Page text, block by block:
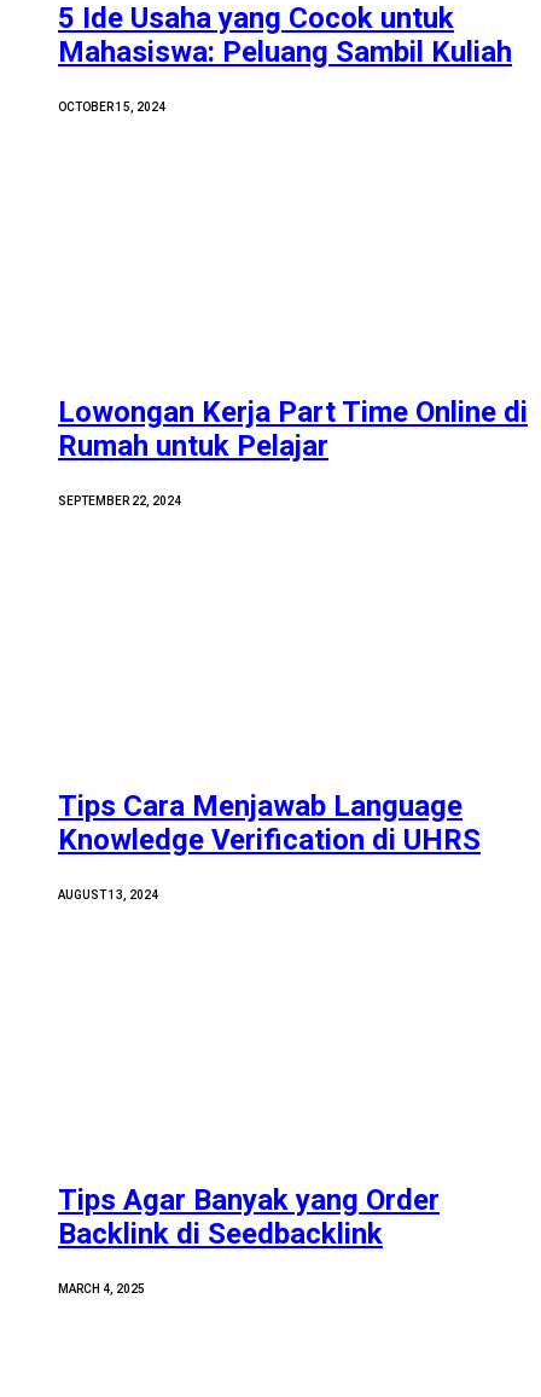
5 Ide Usaha yang Cocok untuk
Mahasiswa: Peluang Sambil Kuliah
OCTOBER 15, 2024
Lowongan Kerja Part Time Online di
Rumah untuk Pelajar
SEPTEMBER 22, 2024
Tips Cara Menjawab Language
Knowledge Verification di UHRS
AUGUST 13, 2024
Tips Agar Banyak yang Order
Backlink di Seedbacklink
MARCH 4, 2025